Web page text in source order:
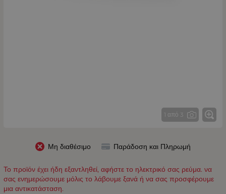
1 από 3
Μη διαθέσιμο Παράδοση και Πληρωμή
Το προϊόν έχει ήδη εξαντληθεί, αφήστε το ηλεκτρικό σας ρεύμα. να
σας ενημερώσουμε μόλις το λάβουμε ξανά ή να σας προσφέρουμε
μια αντικατάσταση.